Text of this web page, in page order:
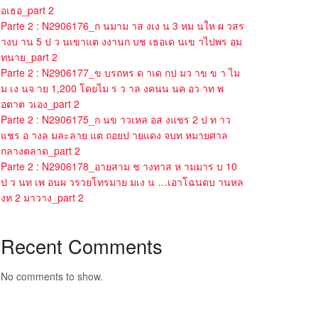
อเธอ_part 2
Parte 2 : N2906176_ก นมาม าส งเง น 3 หม นให ผ วสร
างบ าน 5 ป ว นเขาแต งงานก บช เธอเด นเข าไปพร อม
ทนาย_part 2
Parte 2 : N2906177_ข บรถหร ด าเด กป มว าข ข า ไม
ม เง นจ าย 1,200 โดยไม ร ว าล งคนน นค อว าท พ
อตาต วเอง_part 2
Parte 2 : N2906175_ก นข าวเหล อส งแชร 2 ป ท าว
แชร อ างล มละลาย แต ถอยป ายแดง จบท หมายศาล
กลางตลาด_part 2
Parte 2 : N2906178_อายสาม ช างทาส ห ามมาร บ 10
ป ว นท เพ อนผ วรวยโทรมาย มเง น …เอาโฉนดบ านหล
งท 2 มาวาง_part 2
Recent Comments
No comments to show.